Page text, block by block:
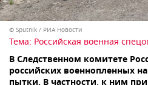
© Sputnik / РИА Новости
Тема: Российская военная
В Следственном комитете
российских военнопленных